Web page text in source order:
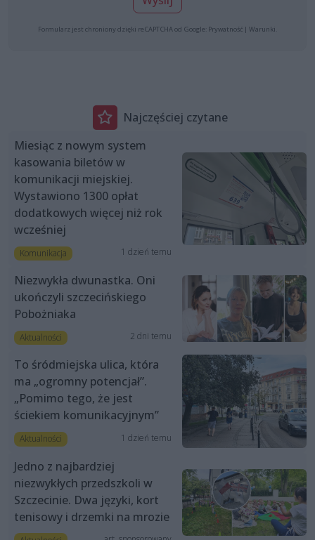
Formularz jest chroniony dzięki reCAPTCHA od Google: Prywatność | Warunki
Najczęściej czytane
Miesiąc z nowym system
kasowania biletów w
komunikacji miejskiej.
Wystawiono 1300 opłat
dodatkowych więcej niż rok
wcześniej
Komunikacja 1 dzień temu
Niezwykła dwunastka. Oni
ukończyli szczecińskiego
Pobożniaka
Aktualności 2 dni temu
To śródmiejska ulica, która
ma „ogromny potencjał”.
„Pomimo tego, że jest
ściekiem komunikacyjnym”
Aktualności 1 dzień temu
Jedno z najbardziej
niezwykłych przedszkoli w
Szczecinie. Dwa języki, kort
tenisowy i drzemki na mrozie